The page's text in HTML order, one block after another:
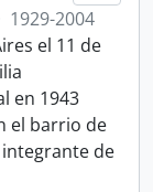
1929-2004
el 11 de
en 1943
el barrio de
de